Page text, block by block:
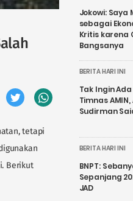
tetapi
Berikut
Jokowi: Saya
sebagai
Kritis karena
Bangsanya
BERITA HARI INI
Tak Ingin
Timnas
Sudirman
BERITA HARI INI
BNPT:
Sepanjang
JAD